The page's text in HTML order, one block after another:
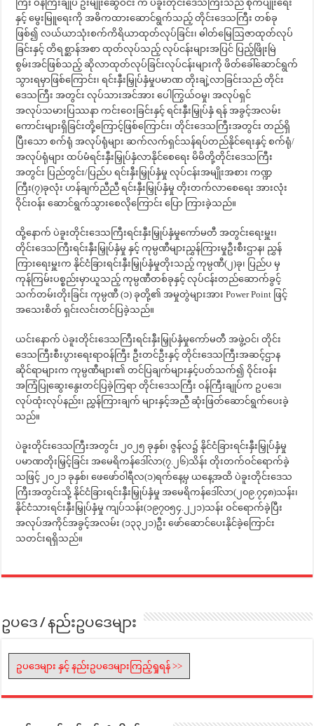
ကြီး ဝန်ကြီးချုပ် ဦးမျိုးဆွေဝင်း က ပဲခူးတိုင်းဒေသကြီးသည် စိုက်ပျိုးရေး
နှင့် မွေးမြူရေးကို အဓိကထားဆောင်ရွက်သည့် တိုင်းဒေသကြီး တစ်ခု
ဖြစ်၍ လယ်ယာသုံးစက်ကိရိယာထုတ်လုပ်ခြင်း၊ ဓါတ်မြေဩဇာထုတ်လုပ်
ခြင်းနှင့် တိရစ္ဆာန်အစာ ထုတ်လုပ်သည့် လုပ်ငန်းများအပြင် ပြည့်ဖြိုးမြဲ
စွမ်းအင်ဖြစ်သည့် ဆိုလာထုတ်လုပ်ခြင်းလုပ်ငန်းများကို ဖိတ်ခေါ်ဆောင်ရွက်
သွားရမှာဖြစ်ကြောင်း၊ ရင်းနှီးမြှုပ်နှံမှုပမာဏ တိုးချဲ့လာခြင်းသည် တိုင်း
ဒေသကြီး အတွင်း လုပ်သားအင်အား ပေါကြွယ်ဝမှု၊ အလုပ်ရှင်
အလုပ်သမားပြဿနာ ကင်းဝေးခြင်းနှင့် ရင်းနှီးမြှုပ်နှံ ရန် အခွင့်အလမ်း
ကောင်းများရှိခြင်းတို့ကြောင့်ဖြစ်ကြောင်း၊ တိုင်းဒေသကြီးအတွင်း တည်ရှိ
ပြီးသော စက်ရုံ အလုပ်ရုံများ ဆက်လက်ရှင်သန်ရပ်တည်နိုင်ရေးနှင့် စက်ရုံ/
အလုပ်ရုံများ ထပ်မံရင်းနှီးမြှုပ်နှံလာနိုင်စေရေး မိမိတို့တိုင်းဒေသကြီး
အတွင်း ပြည်တွင်း/ပြည်ပ ရင်းနှီးမြှုပ်နှံမှု လုပ်ငန်းအမျိုးအစား ကဏ္ဍ
ကြီး(၇)ခုလုံး ဟန်ချက်ညီညီ ရင်းနှီးမြှုပ်နှံမှု တိုးတက်လာစေရေး အားလုံး
ဝိုင်းဝန်း ဆောင်ရွက်သွားစေလိုကြောင်း ပြော ကြားခဲ့သည်။
ထို့နောက် ပဲခူးတိုင်းဒေသကြီးရင်းနှီးမြှုပ်နှံမှုကော်မတီ အတွင်းရေးမှူး၊
တိုင်းဒေသကြီးရင်းနှီးမြှုပ်နှံမှု နှင့် ကုမ္ပဏီများညွှန်ကြားမှုဦးစီးဌာန၊ ညွှန်
ကြားရေးမှူးက နိုင်ငံခြားရင်းနှီးမြှုပ်နှံမှုတိုးသည့် ကုမ္ပဏီ(၂)ခု၊ ပြည်ပ မှ
ကုန်ကြမ်းပစ္စည်းမှာယူသည့် ကုမ္ပဏီတစ်ခုနှင့် လုပ်ငန်းတည်ဆောက်ခွင့်
သက်တမ်းတိုးခြင်း ကုမ္ပဏီ (၁) ခုတို့၏ အမှုတွဲများအား Power Point ဖြင့်
အသေးစိတ် ရှင်းလင်းတင်ပြခဲ့သည်။
ယင်းနောက် ပဲခူးတိုင်းဒေသကြီးရင်းနှီးမြှုပ်နှံမှုကော်မတီ အဖွဲ့ဝင်၊ တိုင်း
ဒေသကြီးစီးပွားရေးရာဝန်ကြီး ဦးတင်ဦးနှင့် တိုင်းဒေသကြီးအဆင့်ဌာန
ဆိုင်ရာများက ကုမ္ပဏီများ၏ တင်ပြချက်များနှင့်ပတ်သက်၍ ဝိုင်းဝန်း
အကြံပြုဆွေးနွေးတင်ပြခဲ့ကြရာ တိုင်းဒေသကြီး ဝန်ကြီးချုပ်က ဥပဒေ၊
လုပ်ထုံးလုပ်နည်း၊ ညွှန်ကြားချက် များနှင့်အညီ ဆုံးဖြတ်ဆောင်ရွက်ပေးခဲ့
သည်။
ပဲခူးတိုင်းဒေသကြီးအတွင်း ၂၀၂၅ ခုနှစ်၊ ဇွန်လ၌ နိုင်ငံခြားရင်းနှီးမြှုပ်နှံမှု
ပမာဏတိုးမြှင့်ခြင်း အမေရိကန်ဒေါ်လာ(၇.၂၆)သိန်း တိုးတက်ဝင်ရောက်ခဲ့
သဖြင့် ၂၀၂၁ ခုနှစ်၊ ဖေဖော်ဝါရီလ(၁)ရက်နေ့မှ ယနေ့အထိ ပဲခူးတိုင်းဒေသ
ကြီးအတွင်းသို့ နိုင်ငံခြားရင်းနှီးမြှုပ်နှံမှု အမေရိကန်ဒေါ်လာ(၂၀၉.၇၄၈)သန်း၊
နိုင်ငံသားရင်းနှီးမြှုပ်နှံမှု ကျပ်သန်း(၁၉၇၀၅၄.၂၂၁)သန်း ဝင်ရောက်ခဲ့ပြီး
အလုပ်အကိုင်အခွင့်အလမ်း (၁၃၃၂၁)ဦး ဖော်ဆောင်ပေးနိုင်ခဲ့ကြောင်း
သတင်းရရှိသည်။
ဥပဒေ / နည်းဥပဒေများ
ဥပဒေများ နှင့် နည်းဥပဒေများကြည့်ရှုရန် >>